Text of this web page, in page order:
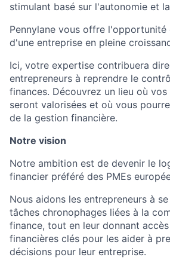
stimulant basé sur l'autonomie et
Pennylane vous offre l'opportunité
d'une entreprise en pleine
Ici, votre expertise contribuera
entrepreneurs à reprendre le
finances. Découvrez un lieu où
seront valorisées et où vous
de la gestion financière.
Notre vision
Notre ambition est de devenir le
financier préféré des PMEs
Nous aidons les entrepreneurs à
tâches chronophages liées à la
finance, tout en leur donnant
financières clés pour les aider à
décisions pour leur entreprise.